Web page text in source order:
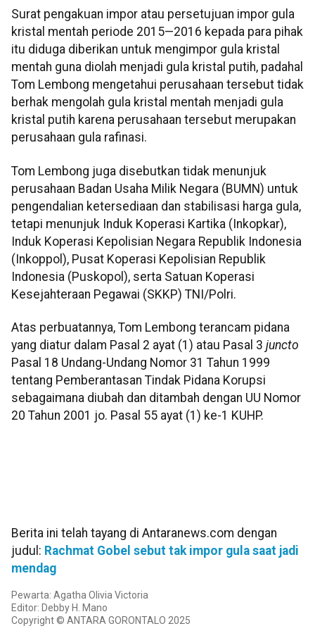
Surat pengakuan impor atau persetujuan impor gula
kristal mentah periode 2015—2016 kepada para pihak
itu diduga diberikan untuk mengimpor gula kristal
mentah guna diolah menjadi gula kristal putih, padahal
Tom Lembong mengetahui perusahaan tersebut tidak
berhak mengolah gula kristal mentah menjadi gula
kristal putih karena perusahaan tersebut merupakan
perusahaan gula rafinasi.
Tom Lembong juga disebutkan tidak menunjuk
perusahaan Badan Usaha Milik Negara (BUMN) untuk
pengendalian ketersediaan dan stabilisasi harga gula,
tetapi menunjuk Induk Koperasi Kartika (Inkopkar),
Induk Koperasi Kepolisian Negara Republik Indonesia
(Inkoppol), Pusat Koperasi Kepolisian Republik
Indonesia (Puskopol), serta Satuan Koperasi
Kesejahteraan Pegawai (SKKP) TNI/Polri.
Atas perbuatannya, Tom Lembong terancam pidana
yang diatur dalam Pasal 2 ayat (1) atau Pasal 3 juncto
Pasal 18 Undang-Undang Nomor 31 Tahun 1999
tentang Pemberantasan Tindak Pidana Korupsi
sebagaimana diubah dan ditambah dengan UU Nomor
20 Tahun 2001 jo. Pasal 55 ayat (1) ke-1 KUHP.
Berita ini telah tayang di Antaranews.com dengan
judul: Rachmat Gobel sebut tak impor gula saat jadi
mendag
Pewarta: Agatha Olivia Victoria
Editor: Debby H. Mano
Copyright © ANTARA GORONTALO 2025